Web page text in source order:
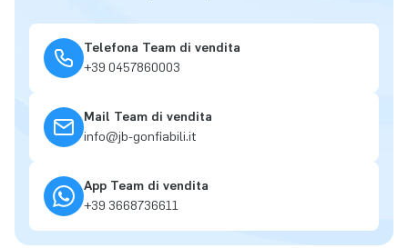
Telefona Team di vendita
+39 0457860003
Mail Team di vendita
info@jb-gonfiabili.it
App Team di vendita
+39 3668736611